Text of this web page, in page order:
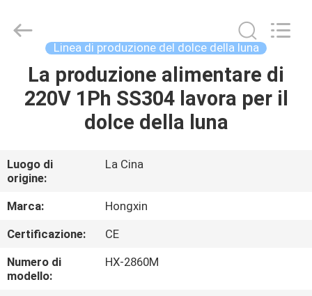
CASA.
PRODOTTI
SPETTACOLO
VR
SU
DI
NOI
Food
Machinery
Reserved.
Linea di produzione del dolce della luna
La produzione alimentare di
220V 1Ph SS304 lavora per il
dolce della luna
Luogo di
origine:
La Cina
Marca:
Hongxin
Certificazione:
CE
Numero di
modello:
HX-2860M